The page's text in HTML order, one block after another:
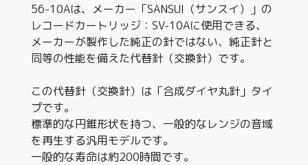
56-10Aは、メーカー「SANSUI（サンスイ）」の
レコードカートリッジ：SV-10Aに使用できる、
メーカーが製作した純正の針ではない、純正針と
同等の性能を備えた代替針（交換針）です。
この代替針（交換針）は「合成ダイヤ丸針」タイ
プです。
標準的な円錐形状を持つ、一般的なレンジの音域
を再生する汎用モデルです。
一般的な寿命は約200時間です。